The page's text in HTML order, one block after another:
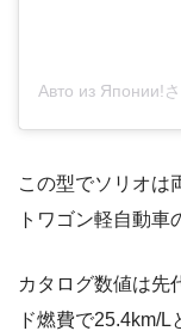
Авто из Японии!
この型でソリオは
トワゴン軽自動車
カタログ数値は先
ド燃費で25.4km/